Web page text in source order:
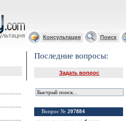
Консультация Поиск
Последние вопросы:
Задать вопрос
Вопрос № 207884